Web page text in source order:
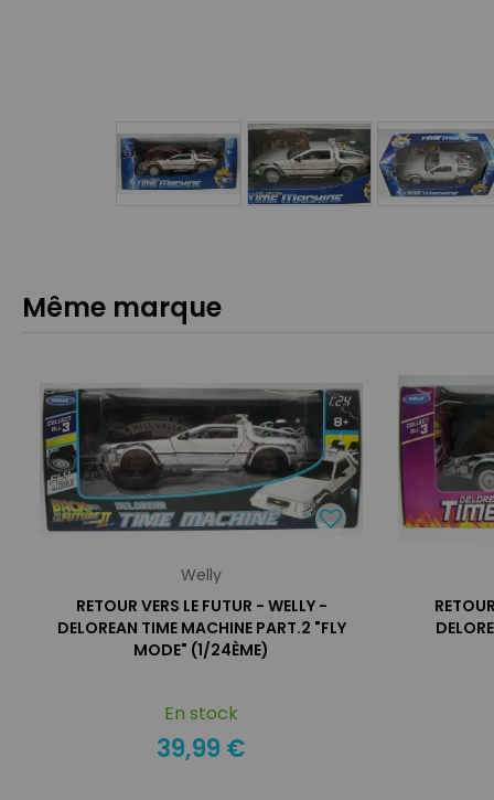
Même marque
Welly
RETOUR VERS LE FUTUR - WELLY -
DELOREAN TIME MACHINE PART.2 "FLY
MODE" (1/24ÈME)
En stock
39,99 €